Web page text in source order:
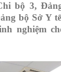
bộ 3,
bộ Sở Y
nghiệm